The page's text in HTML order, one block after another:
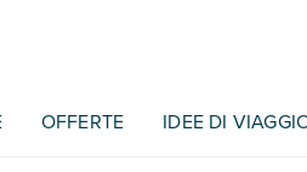
OFFERTE IDEE DI